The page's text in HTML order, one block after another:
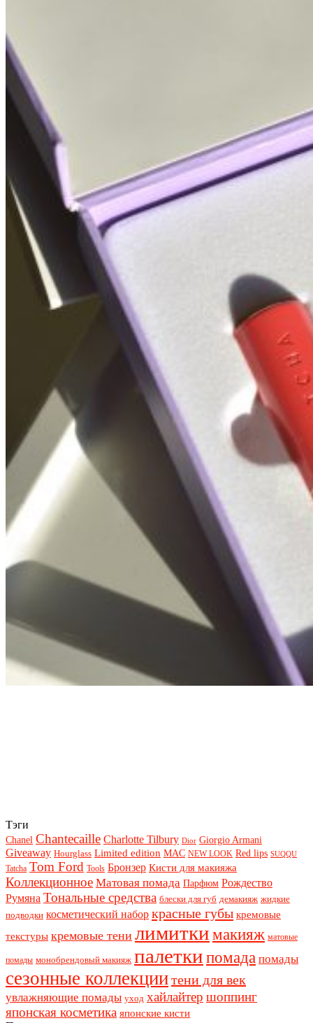
Тэги
Chanel Chantecaille Charlotte Tilbury Dior Giorgio Armani
Giveaway Hourglass Limited edition MAC NEW LOOK Red lips SUQQU
Tatcha Tom Ford Tools Бронзер Кисти для макияжа
Коллекционное Матовая помада Парфюм Рождество
Румяна Тональные средства блески для губ демакияж жидкие
подводки косметический набор красные губы кремовые
текстуры кремовые тени лимиткимакияж матовые
помады монобрендовый макияж палеткипомада помады
сезонные коллекциитени для век
увлажняющие помады уход хайлайтер шоппинг
японская косметика японские кисти